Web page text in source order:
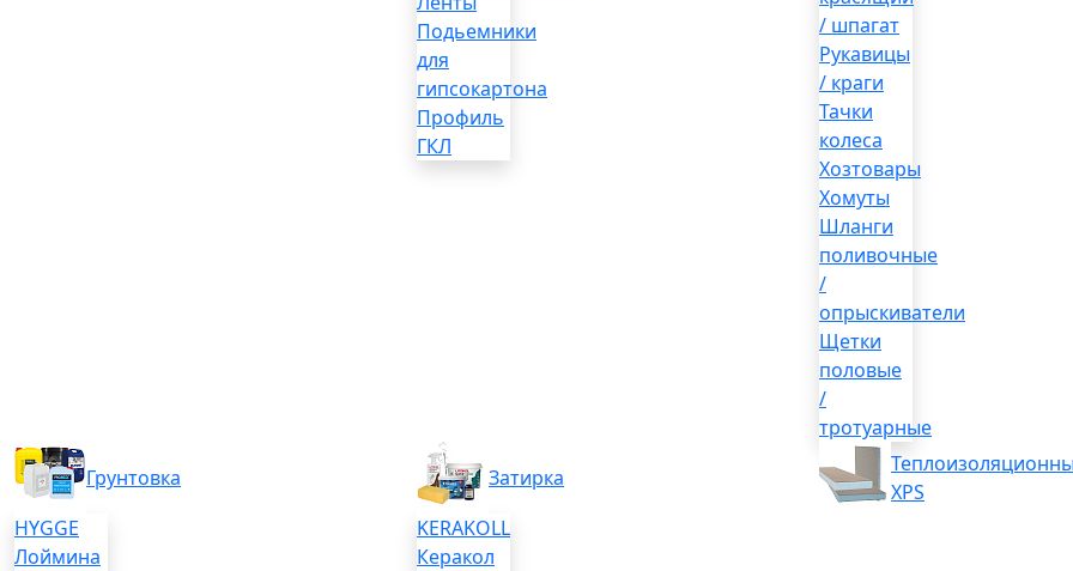
Подьемники
для
гипсокартона
Профиль
ГКЛ
/ шпагат
Рукавицы
/ краги
Тачки
колеса
Хозтовары
Хомуты
Шланги
поливочные
/
опрыскиватели
Щетки
половые
/
тротуарные
Грунтовка
HYGGE
Лоймина
Затирка
KERAKOLL
Керакол
XPS